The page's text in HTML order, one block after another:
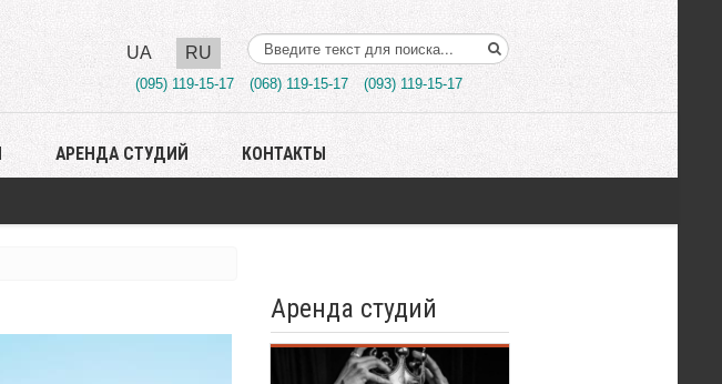
UA RU Поиск..
(095) 119-15-17 (068) 119-15-17 (093) 119-15-17
АРЕНДА СТУДИЙ КОНТАКТЫ
Аренда студий